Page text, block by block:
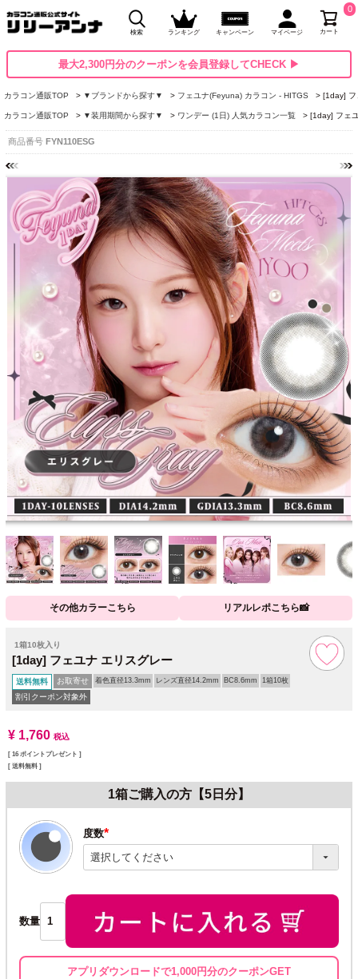
検索 ランキング キャンペーン マイページ カート
0
最大2,300円分のクーポンを会員登録してCHECK ▶
カラコン通販TOP ▼ブランドから探す▼ フェユナ(Feyuna) カラコン - HITGS [1day] フ
カラコン通販TOP ▼装用期間から探す▼ ワンデー (1日) 人気カラコン一覧 [1day] フェ
商品番号 FYN110ESG
その他カラーこちら リアルレポこちら📸
1箱10枚入り
[1day] フェユナ エリスグレー
送料無料 お取寄せ 着色直径13.3mm レンズ直径14.2mm BC8.6mm 1箱10枚
割引クーポン対象外
¥ 1,760 税込
[ 16 ポイントプレゼント ]
送料無料
1箱ご購入の方【5日分】
度数
(必
須)
数量
アプリダウンロードで1,000円分のクーポンGET